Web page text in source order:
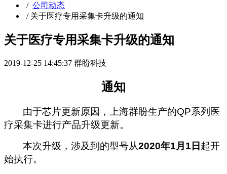
/ 公司动态
/ 关于医疗专用采集卡升级的通知
关于医疗专用采集卡升级的通知
2019-12-25 14:45:37 群盼科技
通知
由于芯片更新原因，上海群盼生产的QP系列医
疗采集卡进行产品升级更新。
本次升级，涉及到的型号从2020年1月1日 起开
始执行。